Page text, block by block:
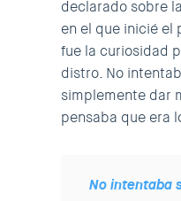
declarado sobre
en el que inicié el
fue la curiosidad
distro. No
simplemente dar
pensaba que era
No intentaba